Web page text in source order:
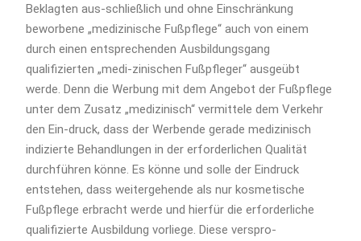
Beklagten aus-schließlich und ohne Einschränkung
beworbene „medizinische Fußpflege“ auch von einem
durch einen entsprechenden Ausbildungsgang
qualifizierten „medi-zinischen Fußpfleger“ ausgeübt
werde. Denn die Werbung mit dem Angebot der Fußpflege
unter dem Zusatz „medizinisch“ vermittele dem Verkehr
den Ein-druck, dass der Werbende gerade medizinisch
indizierte Behandlungen in der erforderlichen Qualität
durchführen könne. Es könne und solle der Eindruck
entstehen, dass weitergehende als nur kosmetische
Fußpflege erbracht werde und hierfür die erforderliche
qualifizierte Ausbildung vorliege. Diese verspro-